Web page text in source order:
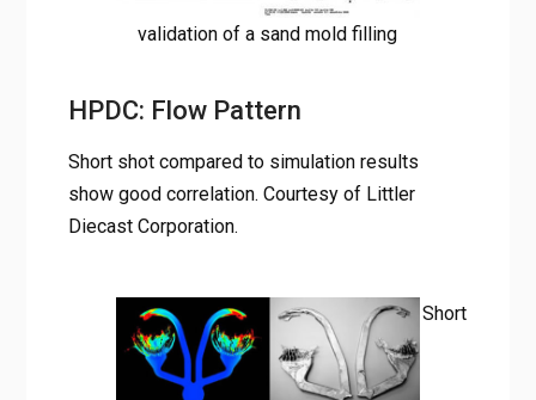
validation of a sand mold filling
HPDC: Flow Pattern
Short shot compared to simulation results
show good correlation. Courtesy of Littler
Diecast Corporation.
Short